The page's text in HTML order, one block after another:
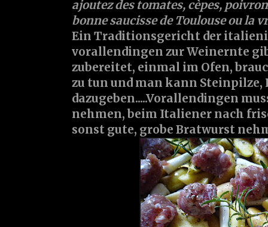
ajoutez des tomates, cèpes,
bonne saucisse de Toulouse ou la
Ein Traditionsgericht der
vorallendingen zur Weinernte
zubereitet, einmal im Ofen,
zu tun und man kann Steinpilze,
dazugeben.....Vorallendingen
nehmen, beim Italiener nach
sonst gute, grobe Bratwurst